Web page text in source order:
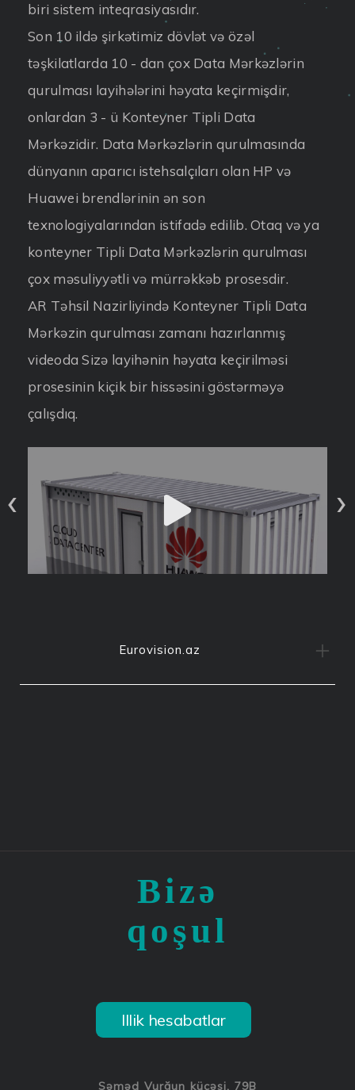
biri sistem inteqrasiyasıdır.
Son 10 ildə şirkətimiz dövlət və özəl
təşkilatlarda 10 - dan çox Data Mərkəzlərin
qurulması layihələrini həyata keçirmişdir,
onlardan 3 - ü Konteyner Tipli Data
Mərkəzidir. Data Mərkəzlərin qurulmasında
dünyanın aparıcı istehsalçıları olan HP və
Huawei brendlərinin ən son
texnologiyalarından istifadə edilib. Otaq və ya
konteyner Tipli Data Mərkəzlərin qurulması
çox məsuliyyətli və mürrəkkəb prosesdir.
AR Təhsil Nazirliyində Konteyner Tipli Data
Mərkəzin qurulması zamanı hazırlanmış
videoda Sizə layihənin həyata keçirilməsi
prosesinin kiçik bir hissəsini göstərməyə
çalışdıq.
‹ ›
Eurovision.az
Bizə
qoşul
Illik hesabatlar
Səməd Vurğun küçəsi, 79B